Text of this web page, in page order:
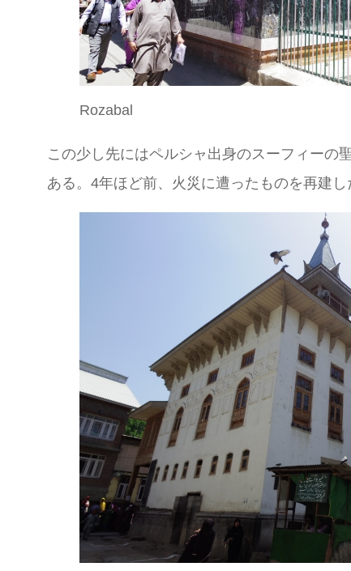
Rozabal
この少し先にはペルシャ出身のスーフィーの
ある。4年ほど前、火災に遭ったものを再建